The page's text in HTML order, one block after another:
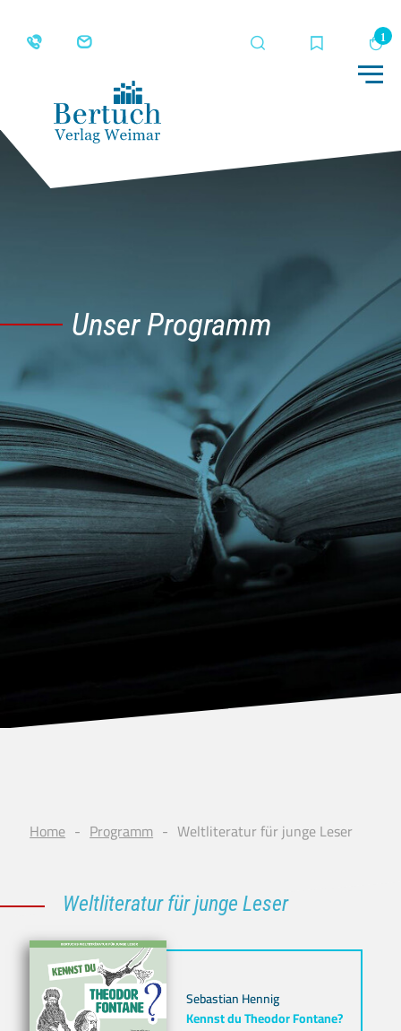
Merkliste
Unser Programm
Home Programm Weltliteratur für junge Leser
Weltliteratur für junge Leser
Sebastian Hennig
Kennst du Theodor Fontane?